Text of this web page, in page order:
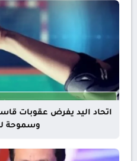
اتحاد اليد يفرض عقوبات
وسموحة